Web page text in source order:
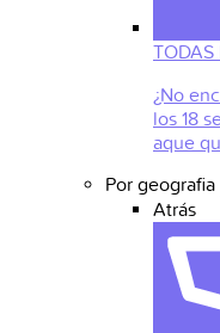
TODAS
¿No
los 18
aque
Por geografia
Atrás